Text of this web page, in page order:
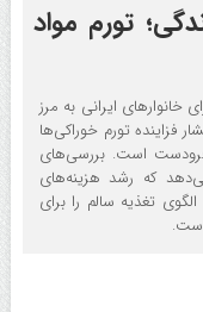
زندگی؛ تورم مواد
برای خانوارهای ایرانی به مرز
فزاینده تورم خوراکی‌ها
فرودست است. بررسی‌های
که رشد هزینه‌های
تغذیه سالم را برای